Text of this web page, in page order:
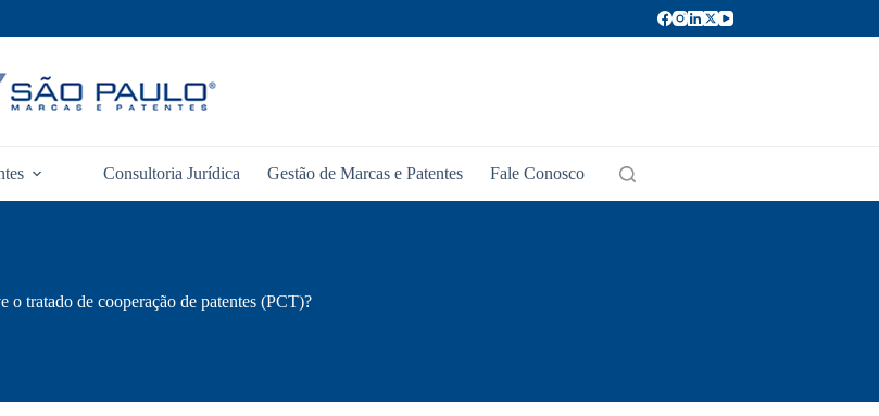
Consultoria Jurídica Gestão de Marcas e Patentes Fale Conosco
o tratado de cooperação de patentes (PCT)?